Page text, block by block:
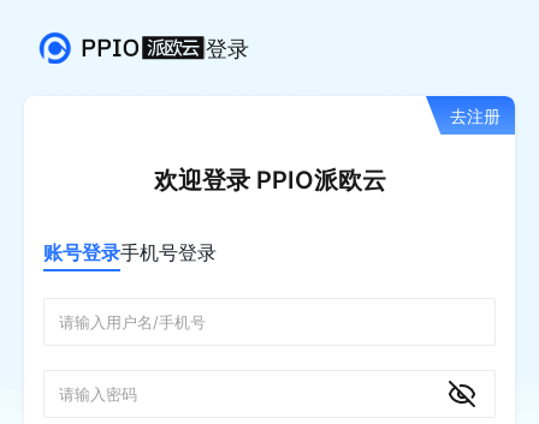
登录
去注册
欢迎登录 PPIO派欧云
账号登录手机号登录